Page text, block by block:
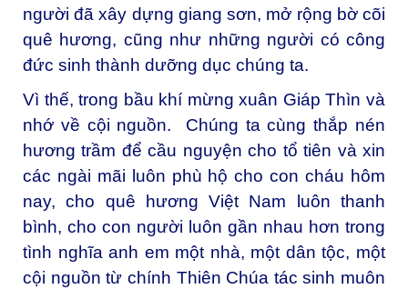
người đã xây dựng giang sơn, mở rộng bờ cõi
quê hương, cũng như những người có công
đức sinh thành dưỡng dục chúng ta.
Vì thế, trong bầu khí mừng xuân Giáp Thìn và
nhớ về cội nguồn. Chúng ta cùng thắp nén
hương trầm để cầu nguyện cho tổ tiên và xin
các ngài mãi luôn phù hộ cho con cháu hôm
nay, cho quê hương Việt Nam luôn thanh
bình, cho con người luôn gần nhau hơn trong
tình nghĩa anh em một nhà, một dân tộc, một
cội nguồn từ chính Thiên Chúa tác sinh muôn